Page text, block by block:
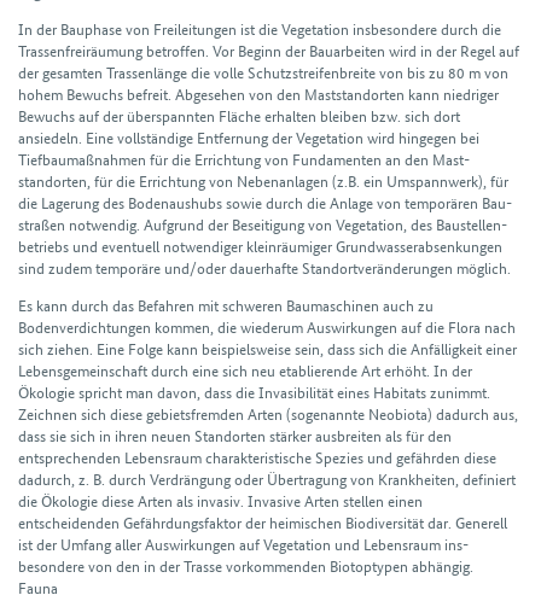
In der Bau­phase von Freileitungen ist die Vegetation insbesondere durch die
Trassen­frei­räumung betroffen. Vor Beginn der Bau­arbeiten wird in der Regel auf
der gesamten Trassenlänge die volle Schutzstreifenbreite von bis zu 80 m von
hohem Bewuchs befreit. Abgesehen von den Mast­stand­orten kann niedriger
Bewuchs auf der über­spannten Fläche erhalten bleiben bzw. sich dort
ansiedeln. Eine voll­ständige Entfernung der Vegetation wird hingegen bei
Tiefbau­maß­nahmen für die Errichtung von Fundamenten an den Mast­
standorten, für die Errichtung von Nebenanlagen (z.B. ein Umspann­werk), für
die Lagerung des Bodenaushubs sowie durch die Anlage von temporären Bau­
straßen notwendig. Aufgrund der Beseitigung von Vegetation, des Baustellen­
betriebs und eventuell notwendiger klein­räumiger Grundwasserabsenkungen
sind zudem temporäre und/oder dauerhafte Standort­veränderungen möglich.
Es kann durch das Befahren mit schweren Baumaschinen auch zu
Bodenverdichtungen kommen, die wiederum Auswirkungen auf die Flora nach
sich ziehen. Eine Folge kann beispiels­weise sein, dass sich die Anfälligkeit einer
Lebens­gemeinschaft durch eine sich neu etablierende Art erhöht. In der
Ökologie spricht man davon, dass die Invasi­bilität eines Habitats zunimmt.
Zeichnen sich diese gebiets­fremden Arten (sogenannte Neobiota) dadurch aus,
dass sie sich in ihren neuen Stand­orten stärker ausbreiten als für den
entsprechenden Lebens­raum charakteristische Spezies und gefährden diese
dadurch, z. B. durch Verdrängung oder Über­tragung von Krank­heiten, definiert
die Ökologie diese Arten als invasiv. Invasive Arten stellen einen
entscheidenden Gefährdungs­faktor der heimischen Biodiversität dar. Generell
ist der Umfang aller Aus­wirkungen auf Vegetation und Lebens­raum ins­
besondere von den in der Trasse vorkommenden Biotoptypen abhängig.
Fauna